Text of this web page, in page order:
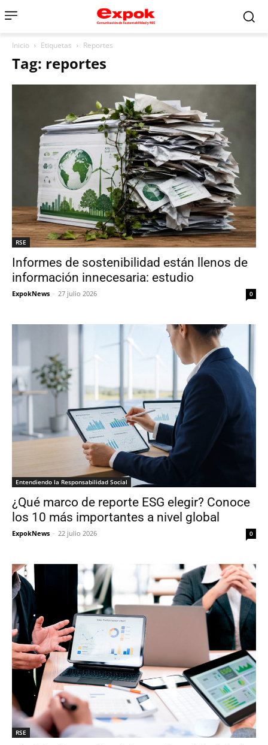
Inicio Etiquetas Reportes
Tag: reportes
RSE
Informes de sostenibilidad están llenos de
información innecesaria: estudio
ExpokNews - 27 julio 2026 0
Entendiendo la Responsabilidad Social
¿Qué marco de reporte ESG elegir? Conoce
los 10 más importantes a nivel global
ExpokNews - 22 julio 2026 0
RSE